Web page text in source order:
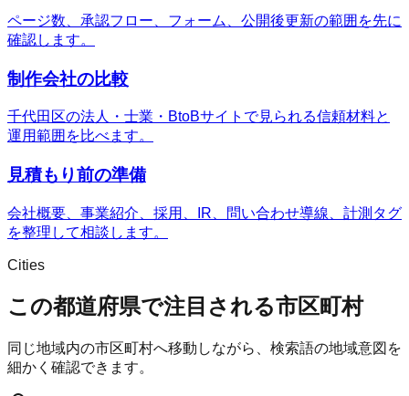
ページ数、承認フロー、フォーム、公開後更新の範囲を先に
確認します。
制作会社の比較
千代田区の法人・士業・BtoBサイトで見られる信頼材料と
運用範囲を比べます。
見積もり前の準備
会社概要、事業紹介、採用、IR、問い合わせ導線、計測タグ
を整理して相談します。
Cities
この都道府県で注目される市区町村
同じ地域内の市区町村へ移動しながら、検索語の地域意図を
細かく確認できます。